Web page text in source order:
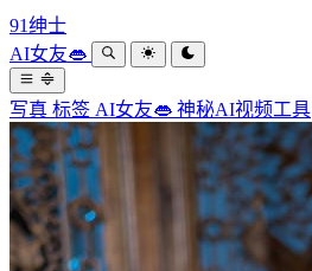
91绅士
AI女友👄
写真 标签 AI女友👄 神秘AI视频工具